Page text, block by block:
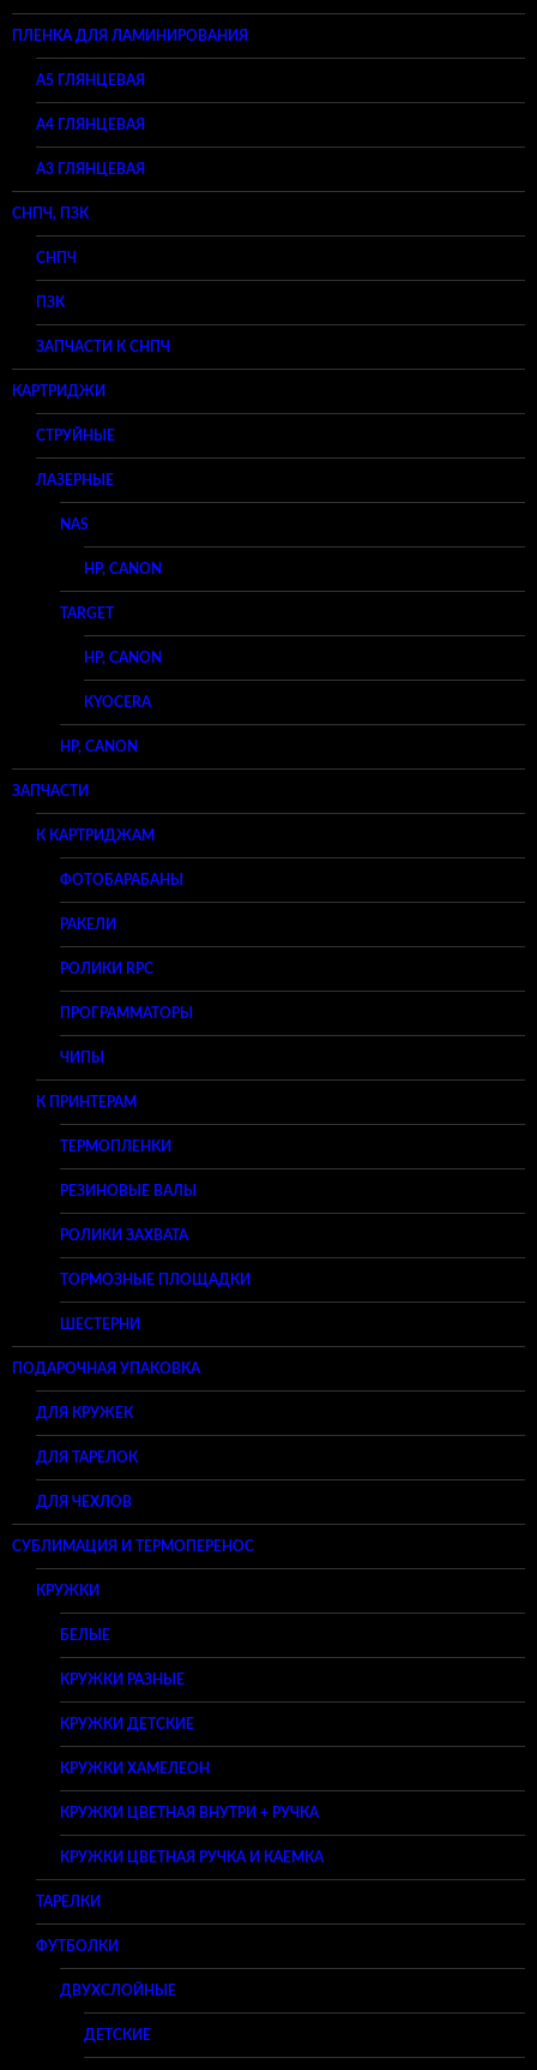
ПЛЕНКА ДЛЯ ЛАМИНИРОВАНИЯ
A5 ГЛЯНЦЕВАЯ
А4 ГЛЯНЦЕВАЯ
A3 ГЛЯНЦЕВАЯ
СНПЧ, ПЗК
СНПЧ
ПЗК
ЗАПЧАСТИ К СНПЧ
КАРТРИДЖИ
СТРУЙНЫЕ
ЛАЗЕРНЫЕ
NAS
HP, CANON
TARGET
HP, CANON
KYOCERA
HP, CANON
ЗАПЧАСТИ
К КАРТРИДЖАМ
ФОТОБАРАБАНЫ
РАКЕЛИ
РОЛИКИ RPC
ПРОГРАММАТОРЫ
ЧИПЫ
К ПРИНТЕРАМ
ТЕРМОПЛЕНКИ
РЕЗИНОВЫЕ ВАЛЫ
РОЛИКИ ЗАХВАТА
ТОРМОЗНЫЕ ПЛОЩАДКИ
ШЕСТЕРНИ
ПОДАРОЧНАЯ УПАКОВКА
ДЛЯ КРУЖЕК
ДЛЯ ТАРЕЛОК
ДЛЯ ЧЕХЛОВ
СУБЛИМАЦИЯ И ТЕРМОПЕРЕНОС
КРУЖКИ
БЕЛЫЕ
КРУЖКИ РАЗНЫЕ
КРУЖКИ ДЕТСКИЕ
КРУЖКИ ХАМЕЛЕОН
КРУЖКИ ЦВЕТНАЯ ВНУТРИ + РУЧКА
КРУЖКИ ЦВЕТНАЯ РУЧКА И КАЕМКА
ТАРЕЛКИ
ФУТБОЛКИ
ДВУХСЛОЙНЫЕ
ДЕТСКИЕ